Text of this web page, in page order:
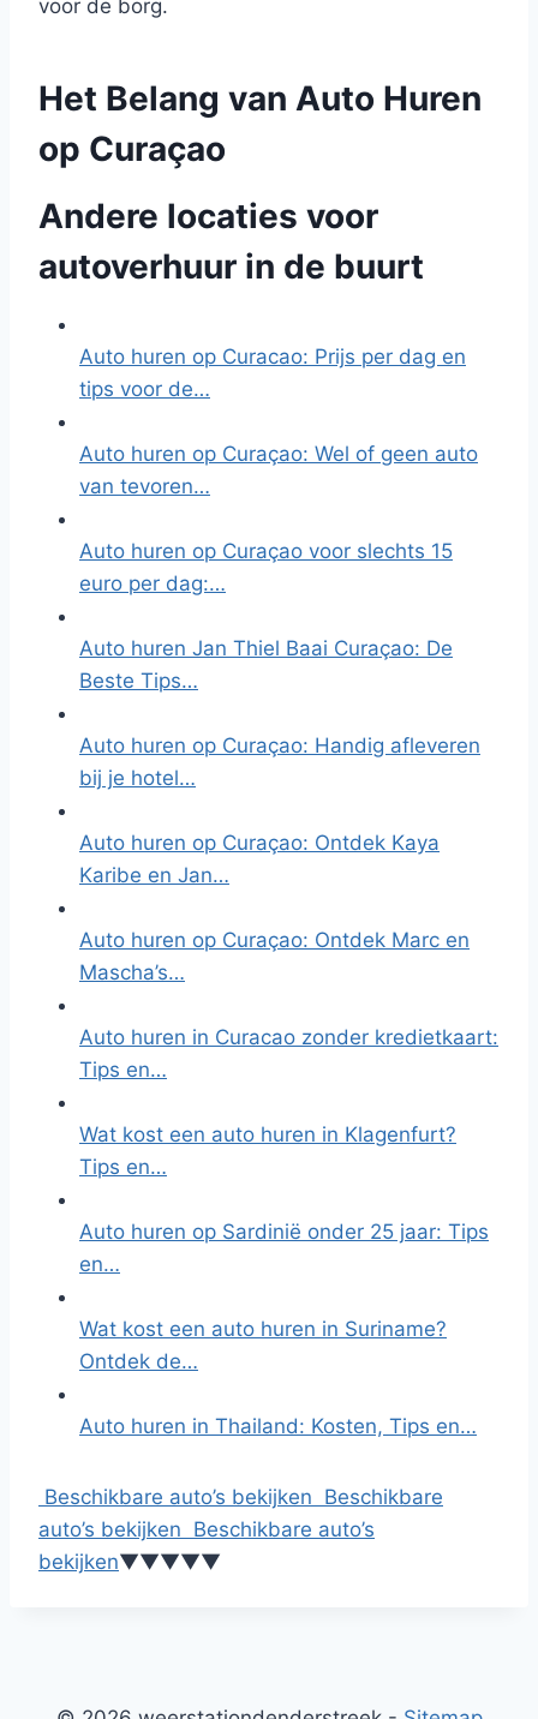
voor de borg.
Het Belang van Auto Huren
op Curaçao
Andere locaties voor
autoverhuur in de buurt
Auto huren op Curacao: Prijs per dag en
tips voor de…
Auto huren op Curaçao: Wel of geen auto
van tevoren…
Auto huren op Curaçao voor slechts 15
euro per dag:…
Auto huren Jan Thiel Baai Curaçao: De
Beste Tips…
Auto huren op Curaçao: Handig afleveren
bij je hotel…
Auto huren op Curaçao: Ontdek Kaya
Karibe en Jan…
Auto huren op Curaçao: Ontdek Marc en
Mascha’s…
Auto huren in Curacao zonder kredietkaart:
Tips en…
Wat kost een auto huren in Klagenfurt?
Tips en…
Auto huren op Sardinië onder 25 jaar: Tips
en…
Wat kost een auto huren in Suriname?
Ontdek de…
Auto huren in Thailand: Kosten, Tips en…
Beschikbare auto’s bekijken Beschikbare
auto’s bekijken Beschikbare auto’s
bekijken▼▼▼▼▼